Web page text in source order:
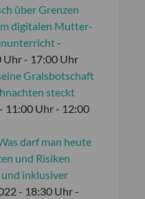
über Grenzen
digitalen Mutter-
-
Uhr - 17:00 Uhr
Gralsbotschaft
steckt
11:00 Uhr - 12:00
darf man heute
und Risiken
inklusiver
- 18:30 Uhr -